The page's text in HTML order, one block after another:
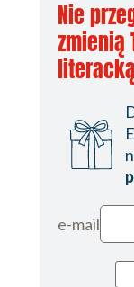
Nie
zmienią
e-mail